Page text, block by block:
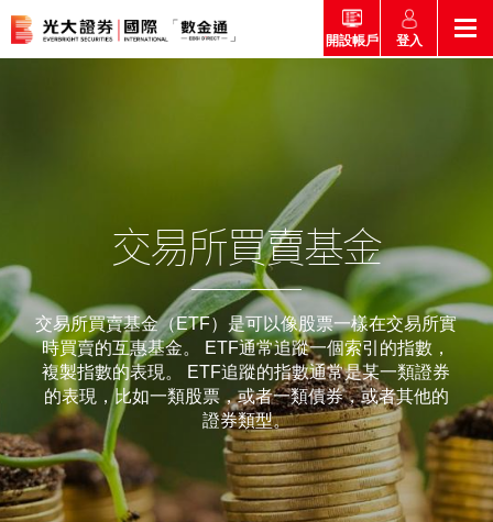
股票搜尋
市場資訊
財經日誌
新股上市
投資速遞
外匯攻略
媒體訪問
新股快訊
產品
港股
證券孖展買賣服務
互惠基金
認購新股
美股
幫助
收費及其他費用
激活您的網上帳戶
常見問題
交易
款項處理
股票處理
新客戶專區
聯絡我們
開設帳戶 登入
交易所買賣基金
交易所買賣基金（ETF）是可以像股票一樣在交易所實
時買賣的互惠基金。 ETF通常追蹤一個索引的指數，
複製指數的表現。 ETF追蹤的指數通常是某一類證券
的表現，比如一類股票，或者一類債券，或者其他的
證券類型。